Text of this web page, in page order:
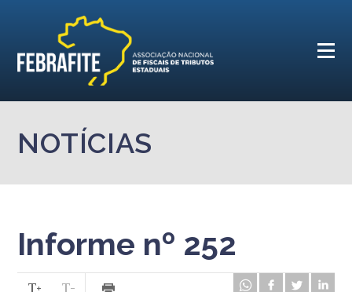
NOTÍCIAS
Informe nº 252